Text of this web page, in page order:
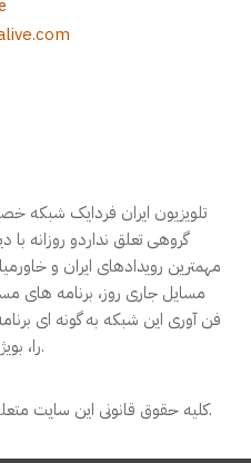
تلویزیون ایران فردایک
گروهی تعلق نداردو روزانه
مسایل جاری روز، برنامه های
فن آوری این شبکه به گونه ای
را، بویژه از میان جوانان، به خود جذب کنند.
کلیه حقوق قانونی این سایت متعلق به شبکه تلویزیون ایران فردا است.